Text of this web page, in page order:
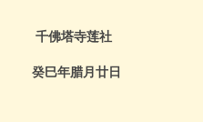
千佛塔寺莲社
癸巳年腊月廿日